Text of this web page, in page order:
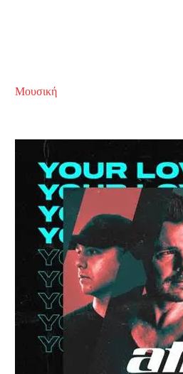
Μουσική